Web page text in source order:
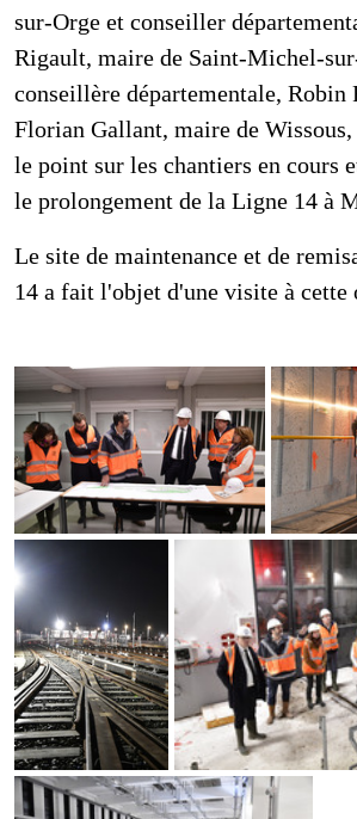
sur-Orge et conseiller
Rigault, maire de Saint-Michel-
conseillère départementale, Robin
Florian Gallant, maire de
le point sur les chantiers en cours
le prolongement de la Ligne 14 à
Le site de maintenance et de
14 a fait l'objet d'une visite à cette